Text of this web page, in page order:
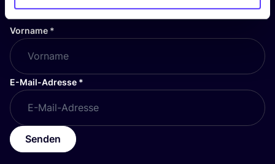
Vorname *
E-Mail-Adresse *
Senden